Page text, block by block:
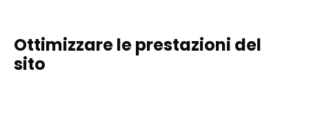
Ottimizzare le prestazioni del
sito